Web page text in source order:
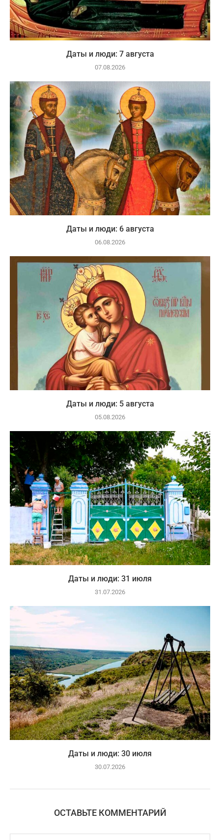
Даты и люди: 7 августа
07.08.2026
Даты и люди: 6 августа
06.08.2026
Даты и люди: 5 августа
05.08.2026
Даты и люди: 31 июля
31.07.2026
Даты и люди: 30 июля
30.07.2026
ОСТАВЬТЕ КОММЕНТАРИЙ